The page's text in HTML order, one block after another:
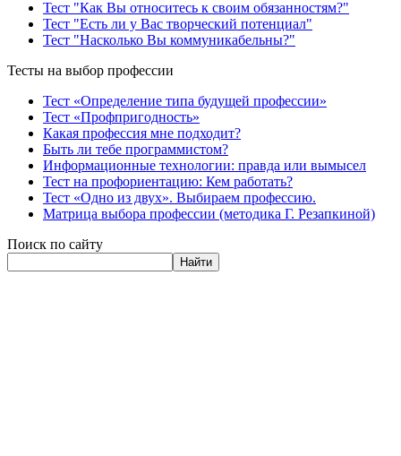
Тест "Как Вы относитесь к своим обязанностям?"
Тест "Есть ли у Вас творческий потенциал"
Тест "Насколько Вы коммуникабельны?"
Тесты на выбор профессии
Тест «Определение типа будущей профессии»
Тест «Профпригодность»
Какая профессия мне подходит?
Быть ли тебе программистом?
Информационные технологии: правда или вымысел
Тест на профориентацию: Кем работать?
Тест «Одно из двух». Выбираем профессию.
Матрица выбора профессии (методика Г. Резапкиной)
Поиск по сайту
Найти